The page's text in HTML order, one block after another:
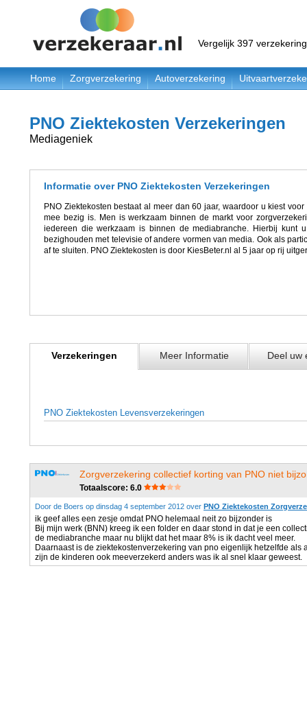
Vergelijk 397
Home Zorgverzekering Autoverzekering
PNO Ziektekosten Verzekeringen
Mediageniek
Informatie over PNO Ziektekosten Verzekeringen
PNO Ziektekosten bestaat al meer dan 60 jaar, waardoor u kiest
mee bezig is. Men is werkzaam binnen de markt voor
iedereen die werkzaam is binnen de mediabranche. Hierbij kunt
bezighouden met televisie of andere vormen van media. Ook als
af te sluiten. PNO Ziektekosten is door KiesBeter.nl al 5 jaar op rij
Verzekeringen Meer Informatie Deel uw
PNO Ziektekosten Levensverzekeringen
Zorgverzekering collectief korting van PNO niet
Totaalscore: 6.0
Door de Boers op dinsdag 4 september 2012 over PNO Ziektekosten
ik geef alles een zesje omdat PNO helemaal neit zo bijzonder is
Bij mijn werk (BNN) kreeg ik een folder en daar stond in dat je een
de mediabranche maar nu blijkt dat het maar 8% is ik dacht veel meer.
Daarnaast is de ziektekostenverzekering van pno eigenlijk hetzelfde als
zijn de kinderen ook meeverzekerd anders was ik al snel klaar geweest.